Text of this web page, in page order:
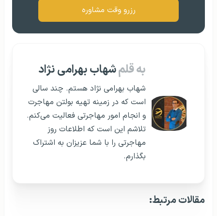
رزرو وقت مشاوره
به قلمشهاب بهرامی نژاد
شهاب بهرامی نژاد هستم. چند سالی
است که در زمینه تهیه بولتن مهاجرت
و انجام امور مهاجرتی فعالیت می‌کنم.
تلاشم این است که اطلاعات روز
مهاجرتی را با شما عزیزان به اشتراک
بگذارم.
مقالات مرتبط: